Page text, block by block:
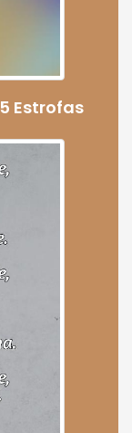
Estrofas